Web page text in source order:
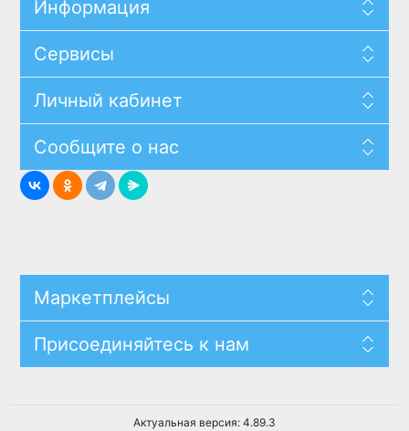
Информация
Сервисы
Личный кабинет
Сообщите о нас
Маркетплейсы
Присоединяйтесь к нам
Актуальная версия: 4.89.3